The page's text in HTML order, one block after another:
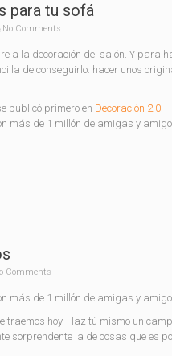
para tu sofá
No Comments
a la decoración del salón. Y para
de conseguirlo: hacer unos
publicó primero en Decoración 2.0.
más de 1 millón de amigas y
Comments
más de 1 millón de amigas y
hoy. Haz tú mismo un
sorprendente la de cosas que es